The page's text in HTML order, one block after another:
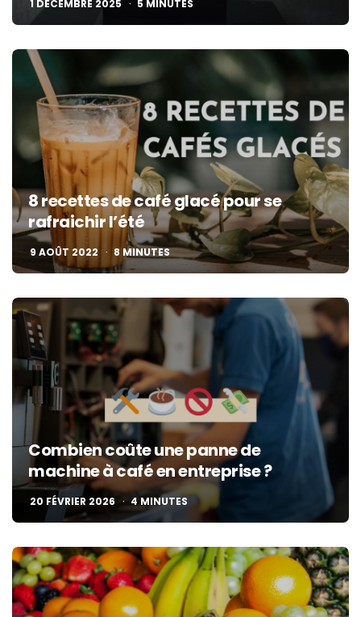
1 DÉCEMBRE 2025 5 MINUTES
8 recettes de café glacé pour se
rafraichir l’été
9 AOÛT 2022 8 MINUTES
Combien coûte une panne de
machine à café en entreprise ?
20 FÉVRIER 2026 4 MINUTES